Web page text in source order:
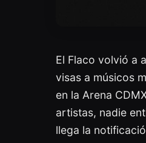
El Flaco volvió a
visas a músicos
en la Arena
artistas, nadie
llega la